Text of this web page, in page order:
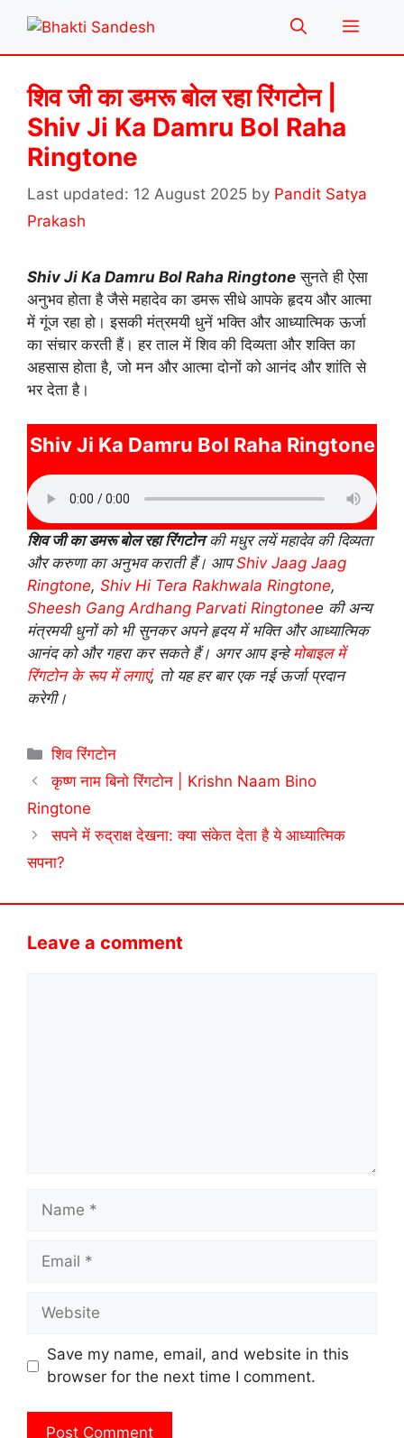
content
Menu
शिव जी का डमरू बोल रहा रिंगटोन |
Shiv Ji Ka Damru Bol Raha
Ringtone
12 August 2025 by Pandit Satya
Prakash
Shiv Ji Ka Damru Bol Raha Ringtone सुनते ही ऐसा
अनुभव होता है जैसे महादेव का डमरू सीधे आपके हृदय और आत्मा
में गूंज रहा हो। इसकी मंत्रमयी धुनें भक्ति और आध्यात्मिक ऊर्जा
का संचार करती हैं। हर ताल में शिव की दिव्यता और शक्ति का
अहसास होता है, जो मन और आत्मा दोनों को आनंद और शांति से
भर देता है।
Shiv Ji Ka Damru Bol Raha Ringtone
शिव जी का डमरू बोल रहा रिंगटोनकी मधुर लयें महादेव की दिव्यता
और करुणा का अनुभव कराती हैं। आपShiv Jaag Jaag
Ringtone, Shiv Hi Tera Rakhwala Ringtone,
Sheesh Gang Ardhang Parvati Ringtonee की अन्य
मंत्रमयी धुनों को भी सुनकर अपने हृदय में भक्ति और आध्यात्मिक
आनंद को और गहरा कर सकते हैं। अगर आप इन्हेमोबाइल में
रिंगटोन के रूप में लगाएं, तो यह हर बार एक नई ऊर्जा प्रदान
करेगी।
Categories
शिव रिंगटोन
कृष्ण नाम बिनो रिंगटोन | Krishn Naam Bino
Ringtone
सपने में रुद्राक्ष देखना: क्या संकेत देता है ये आध्यात्मिक
सपना?
Leave a comment
Name
Email
Website
Save my name, email, and website in this
browser for the next time I comment.